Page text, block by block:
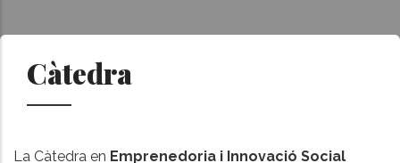
Càtedra
La Càtedra en Emprenedoria i Innovació Social